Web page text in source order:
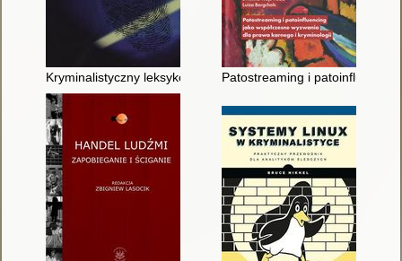
Kryminalistyczny leksykon śledztwaPatostreaming i